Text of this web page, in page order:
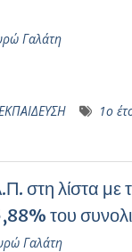
Γαλάτη
1ο
στη λίστα
του
Γαλάτη